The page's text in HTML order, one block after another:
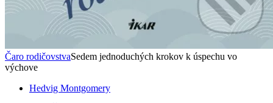
Čaro rodičovstvaSedem jednoduchých krokov k úspechu vo
výchove
Hedvig Montgomery